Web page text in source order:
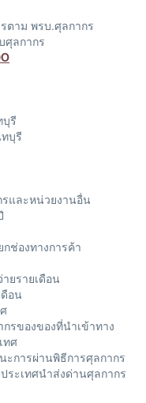
ตาม พรบ.ศุลกากร
ศุลกากร
รี
บุรี
รและหน่วยงานอื่น
ช่องทางการค้า
ยรายเดือน
อน
รของของที่นำเข้าทาง
ทศ
ะการผ่านพิธีการศุลกากร
ระเทศนำส่งด่านศุลกากร